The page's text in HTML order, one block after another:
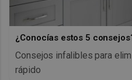
¿Conocías estos 5
Consejos infalibles para
rápido